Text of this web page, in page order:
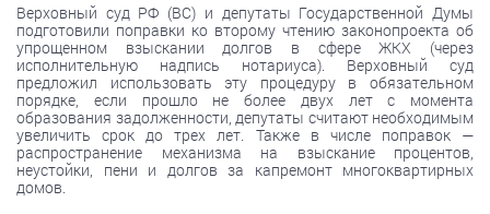
Верховный суд РФ (ВС) и депутаты Государственной Думы
подготовили поправки ко второму чтению законопроекта об
упрощенном взыскании долгов в сфере ЖКХ (через
исполнительную надпись нотариуса). Верховный суд
предложил использовать эту процедуру в обязательном
порядке, если прошло не более двух лет с момента
образования задолженности, депутаты считают необходимым
увеличить срок до трех лет. Также в числе поправок —
распространение механизма на взыскание процентов,
неустойки, пени и долгов за капремонт многоквартирных
домов.